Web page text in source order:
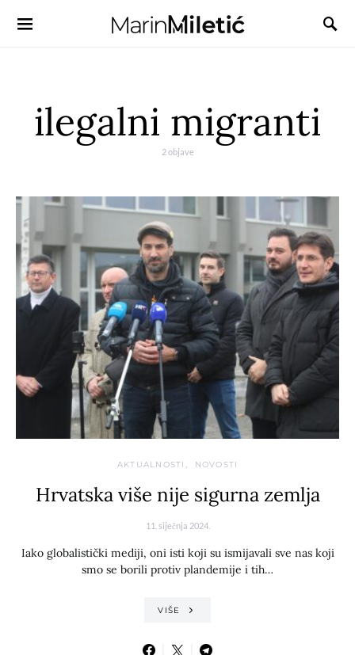
ilegalni migranti
2 objave
AKTUALNOSTI NOVOSTI
Hrvatska više nije sigurna zemlja
11. siječnja 2024.
Iako globalistički mediji, oni isti koji su ismijavali sve nas koji
smo se borili protiv plandemije i tih…
VIŠE